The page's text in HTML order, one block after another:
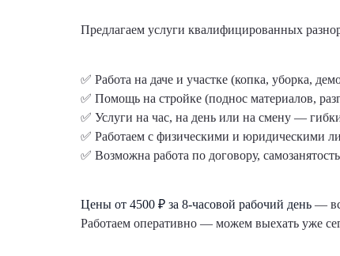
Предлагаем услуги квалифицированных
✅ Работа на даче и участке (копка, уборка,
✅ Помощь на стройке (поднос материалов,
✅ Услуги на час, на день или на смену —
✅ Работаем с физическими и юридическими
✅ Возможна работа по договору, самозанятость
Цены от 4500 ₽ за 8-часовой рабочий день —
Работаем оперативно — можем выехать уже